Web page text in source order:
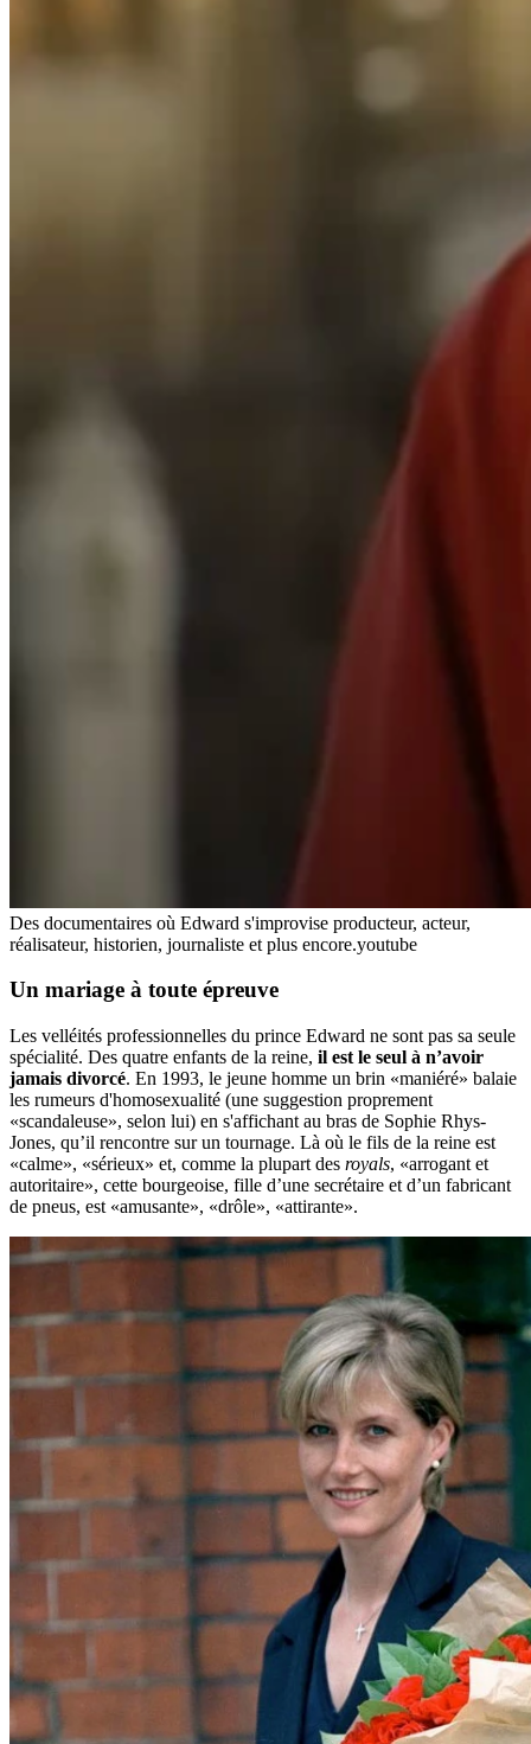
Des documentaires où Edward s'improvise producteur, acteur,
réalisateur, historien, journaliste et plus encore.youtube
Un mariage à toute épreuve
Les velléités professionnelles du prince Edward ne sont pas sa seule
spécialité. Des quatre enfants de la reine, il est le seul à n’avoir
jamais divorcé. En 1993, le jeune homme un brin «maniéré» balaie
les rumeurs d'homosexualité (une suggestion proprement
«scandaleuse», selon lui) en s'affichant au bras de Sophie Rhys-
Jones, qu’il rencontre sur un tournage. Là où le fils de la reine est
«calme», «sérieux» et, comme la plupart des royals, «arrogant et
autoritaire», cette bourgeoise, fille d’une secrétaire et d’un fabricant
de pneus, est «amusante», «drôle», «attirante».